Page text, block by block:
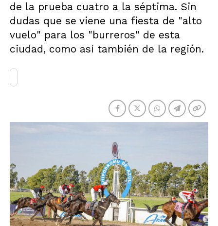
de la prueba cuatro a la séptima. Sin
dudas que se viene una fiesta de "alto
vuelo" para los "burreros" de esta
ciudad, como así también de la región.